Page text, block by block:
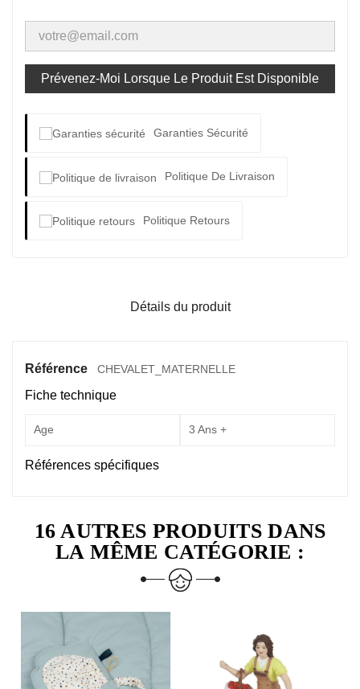
Prévenez-Moi Lorsque Le Produit Est Disponible
Garanties Sécurité
Politique De Livraison
Politique Retours
Détails du produit
Référence CHEVALET_MATERNELLE
Fiche technique
Age 3 Ans +
Références spécifiques
16 AUTRES PRODUITS DANS
LA MÊME CATÉGORIE :